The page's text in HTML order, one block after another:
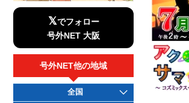
𝕏でフォロー
号外NET 大阪
号外NET他の地域
全国